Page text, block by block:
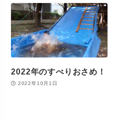
2022年のすべりおさめ！
2022年10月1日